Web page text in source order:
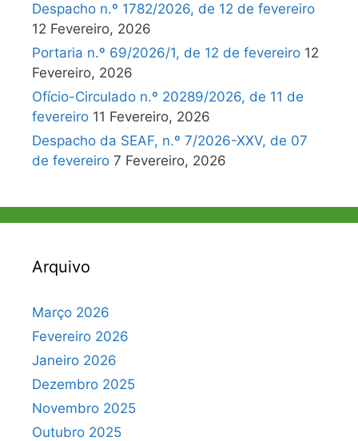
Despacho n.º 1782/2026, de 12 de fevereiro
12 Fevereiro, 2026
Portaria n.º 69/2026/1, de 12 de fevereiro 12
Fevereiro, 2026
Ofício-Circulado n.º 20289/2026, de 11 de
fevereiro 11 Fevereiro, 2026
Despacho da SEAF, n.º 7/2026-XXV, de 07
de fevereiro 7 Fevereiro, 2026
Arquivo
Março 2026
Fevereiro 2026
Janeiro 2026
Dezembro 2025
Novembro 2025
Outubro 2025